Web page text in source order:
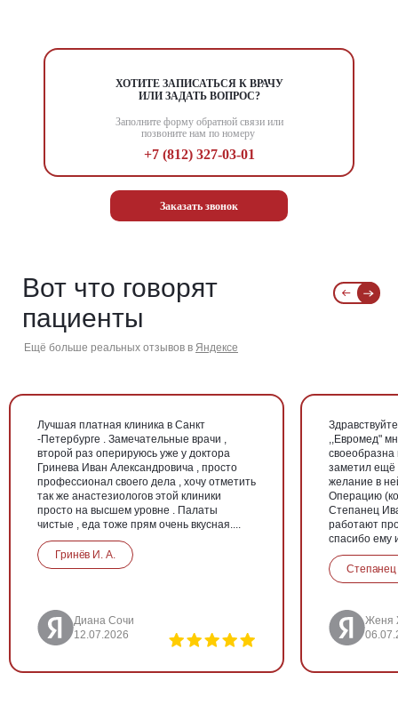
ХОТИТЕ ЗАПИСАТЬСЯ К ВРАЧУ
ИЛИ ЗАДАТЬ ВОПРОС?
Заполните форму обратной связи или
позвоните нам по номеру
+7 (812) 327-03-01
Заказать звонок
Вот что говорят
пациенты
Ещё больше реальных отзывов в Яндексе
Лучшая платная клиника в Санкт
-Петербурге . Замечательные врачи ,
второй раз оперируюсь уже у доктора
Гринева Иван Александровича , просто
профессионал своего дела , хочу отметить
так же анастезиологов этой клиники
просто на высшем уровне . Палаты
чистые , еда тоже прям очень вкусная....
Гринёв И. А.
Диана Сочи
12.07.2026
,,Евромед"
своеобразна
заметил ещё
желание в
Операцию
Степанец
работают
спасибо ему
Степанец
Женя